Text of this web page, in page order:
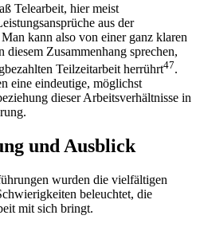
Telearbeit, hier meist
aus der
kann also von einer ganz klaren
Zusammenhang sprechen,
Teilzeitarbeit herrührt47.
eine eindeutige, möglichst
dieser Arbeitsverhältnisse in
und Ausblick
wurden die vielfältigen
beleuchtet, die
mit sich bringt.